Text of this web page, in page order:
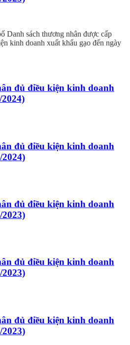
Danh sách thương nhân được cấp
kinh doanh xuất khẩu gạo đến ngày
đủ điều kiện kinh doanh
đủ điều kiện kinh doanh
đủ điều kiện kinh doanh
đủ điều kiện kinh doanh
đủ điều kiện kinh doanh